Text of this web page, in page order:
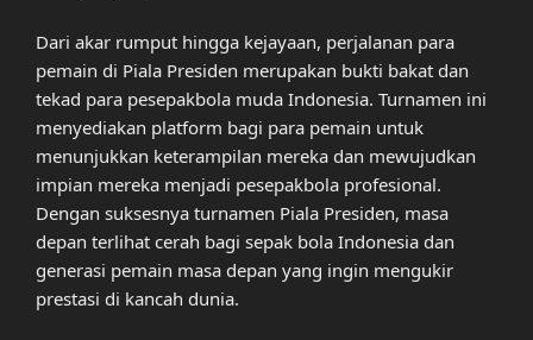
Dari akar rumput hingga kejayaan, perjalanan para
pemain di Piala Presiden merupakan bukti bakat dan
tekad para pesepakbola muda Indonesia. Turnamen ini
menyediakan platform bagi para pemain untuk
menunjukkan keterampilan mereka dan mewujudkan
impian mereka menjadi pesepakbola profesional.
Dengan suksesnya turnamen Piala Presiden, masa
depan terlihat cerah bagi sepak bola Indonesia dan
generasi pemain masa depan yang ingin mengukir
prestasi di kancah dunia.